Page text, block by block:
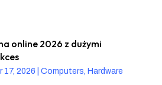
online 2026 z dużymi
17, 2026 Computers, Hardware